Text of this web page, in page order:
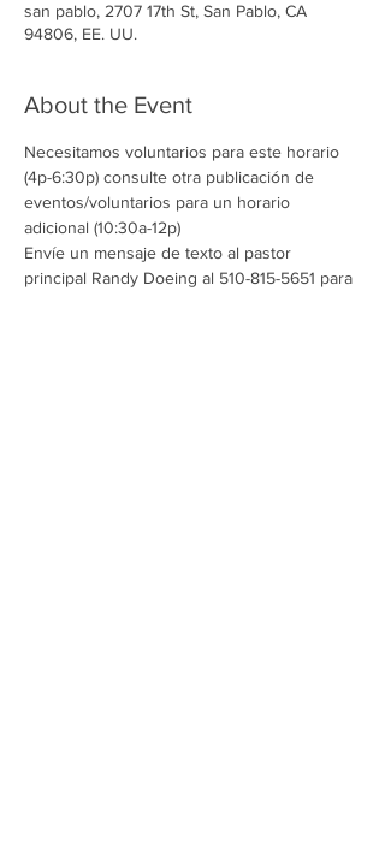
san pablo, 2707 17th St, San Pablo, CA
94806, EE. UU.
About the Event
Necesitamos voluntarios para este horario
(4p-6:30p) consulte otra publicación de
eventos/voluntarios para un horario
adicional (10:30a-12p)
Envíe un mensaje de texto al pastor
principal Randy Doeing al 510-815-5651 para